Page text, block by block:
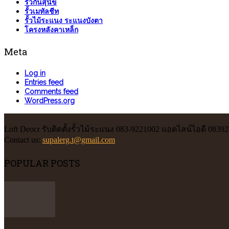
รั้วกั้นสุนัข
รั้วเมทัลชีท
รั้วไม้ระแนง ระแนงบังตา
โครงหลังคาเหล็ก
Meta
Log in
Entries feed
Comments feed
WordPress.org
Loft Deocr รับติดตั้งรั้วไม้ระแนง 083-9221002 แอดไลน์ไอดี
Contact us: supalerg.t@gmail.com
POPULAR POSTS